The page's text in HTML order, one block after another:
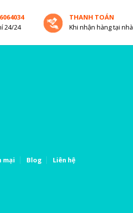
24/24
THANH TOÁN
Khi nhận hàng tại nhà
mại Blog Liên hệ